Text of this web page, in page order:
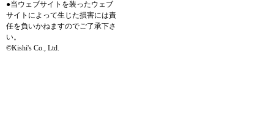
●当ウェブサイトを装ったウェブ
サイトによって生じた損害には責
任を負いかねますのでご了承下さ
い。
©Kishi's Co., Ltd.